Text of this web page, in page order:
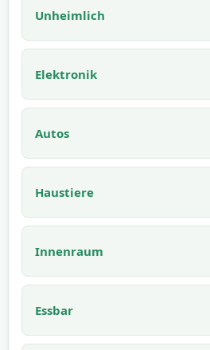
Unheimlich
Elektronik
Autos
Haustiere
Innenraum
Essbar